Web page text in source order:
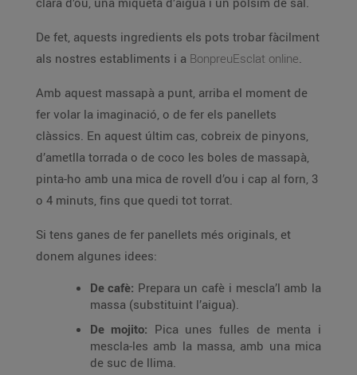
De fet, aquests ingredients els pots trobar fàcilment
als nostres establiments i a BonpreuEsclat online.
Amb aquest massapà a punt, arriba el moment de
fer volar la imaginació, o de fer els panellets
clàssics. En aquest últim cas, cobreix de pinyons,
d’ametlla torrada o de coco les boles de massapà,
pinta-ho amb una mica de rovell d’ou i cap al forn, 3
o 4 minuts, fins que quedi tot torrat.
Si tens ganes de fer panellets més originals, et
donem algunes idees:
De cafè: Prepara un cafè i mescla’l amb la
massa (substituint l’aigua).
De mojito: Pica unes fulles de menta i
mescla-les amb la massa, amb una mica
de suc de llima.